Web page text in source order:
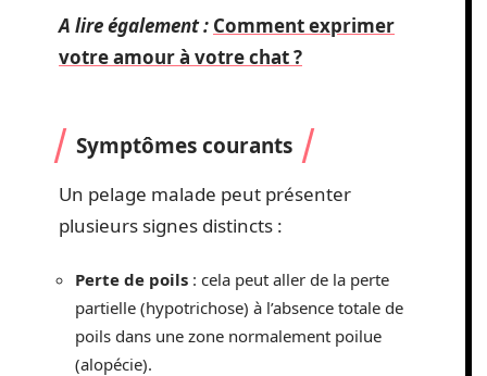
A lire également : Comment exprimer
votre amour à votre chat ?
Symptômes courants
Un pelage malade peut présenter
plusieurs signes distincts :
Perte de poils : cela peut aller de la perte
partielle (hypotrichose) à l’absence totale de
poils dans une zone normalement poilue
(alopécie).